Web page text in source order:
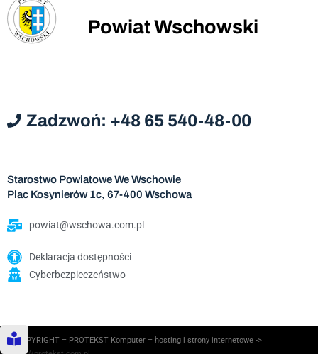
Powiat Wschowski
Zadzwoń: +48 65 540-48-00
Starostwo Powiatowe We Wschowie
Plac Kosynierów 1c, 67-400 Wschowa
powiat@wschowa.com.pl
Deklaracja dostępności
Cyberbezpieczeństwo
© COPYRIGHT – PROTEKST Komputer – hosting i strony internetowe ->